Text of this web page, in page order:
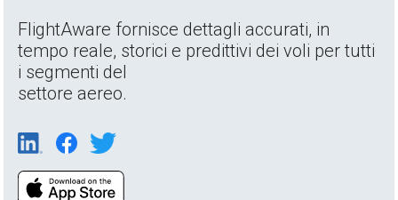
FlightAware fornisce dettagli accurati, in
tempo reale, storici e predittivi dei voli per tutti
i segmenti del
settore aereo.